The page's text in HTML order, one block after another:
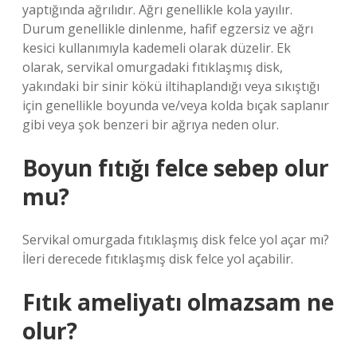
yaptığında ağrılıdır. Ağrı genellikle kola yayılır.
Durum genellikle dinlenme, hafif egzersiz ve ağrı
kesici kullanımıyla kademeli olarak düzelir. Ek
olarak, servikal omurgadaki fıtıklaşmış disk,
yakındaki bir sinir kökü iltihaplandığı veya sıkıştığı
için genellikle boyunda ve/veya kolda bıçak saplanır
gibi veya şok benzeri bir ağrıya neden olur.
Boyun fıtığı felce sebep olur
mu?
Servikal omurgada fıtıklaşmış disk felce yol açar mı?
İleri derecede fıtıklaşmış disk felce yol açabilir.
Fıtık ameliyatı olmazsam ne
olur?